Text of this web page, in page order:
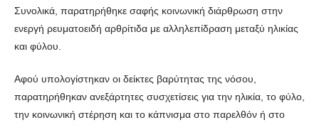
Συνολικά, παρατηρήθηκε σαφής κοινωνική διάρθρωση στην
ενεργή ρευματοειδή αρθρίτιδα με αλληλεπίδραση μεταξύ ηλικίας
και φύλου.
Αφού υπολογίστηκαν οι δείκτες βαρύτητας της νόσου,
παρατηρήθηκαν ανεξάρτητες συσχετίσεις για την ηλικία, το φύλο,
την κοινωνική στέρηση και το κάπνισμα στο παρελθόν ή στο